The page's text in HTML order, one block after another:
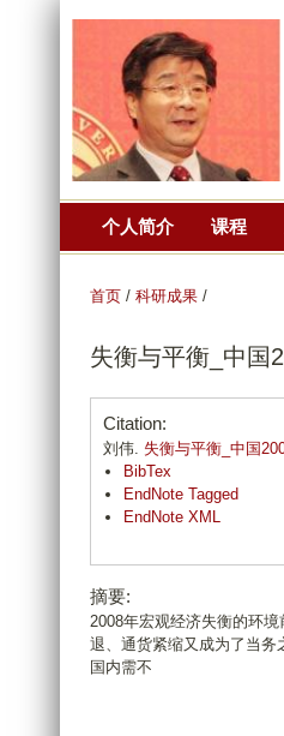
个人简介 课程
首页 / 科研成果 /
失衡与平衡_中国
Citation:
刘伟. 失衡与平衡_中国
BibTex
EndNote Tagged
EndNote XML
摘要:
2008年宏观经济失衡的环
退、通货紧缩又成为了当务
国内需不